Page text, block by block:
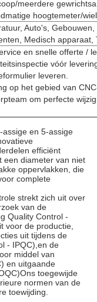
meerdere
hoogtemeter/
Auto's,
Medisch apparaat,
en snelle offerte /
vóór
leveren.
op het gebied van
om perfecte
en 5-assige
efficiënt
een diameter van niet
oppervlakken, die
complete
strekt zich uit over
van de
Quality Control -
voor de productie,
uit tijdens de
- IPQC),en de
middel van
en uitgaande
toegewijde
normen van de
toewijding.